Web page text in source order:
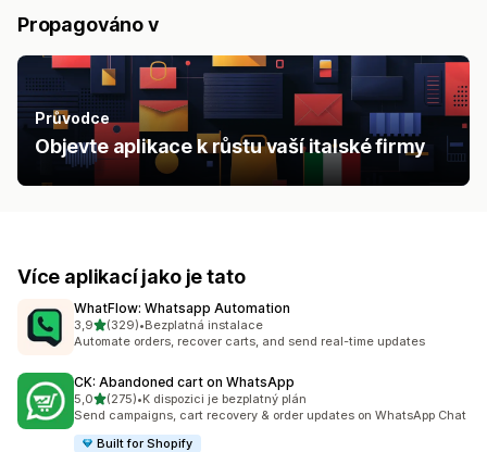
Propagováno v
Průvodce
Objevte aplikace k růstu vaší italské firmy
Více aplikací jako je tato
WhatFlow: Whatsapp Automation
3,9z 5 hvězd
(329)
Celkový počet recenzí: 329
•Bezplatná instalace
Automate orders, recover carts, and send real-time updates
CK: Abandoned cart on WhatsApp
5,0z 5 hvězd
(275)
Celkový počet recenzí: 275
•K dispozici je bezplatný plán
Send campaigns, cart recovery & order updates on WhatsApp Chat
Built for Shopify